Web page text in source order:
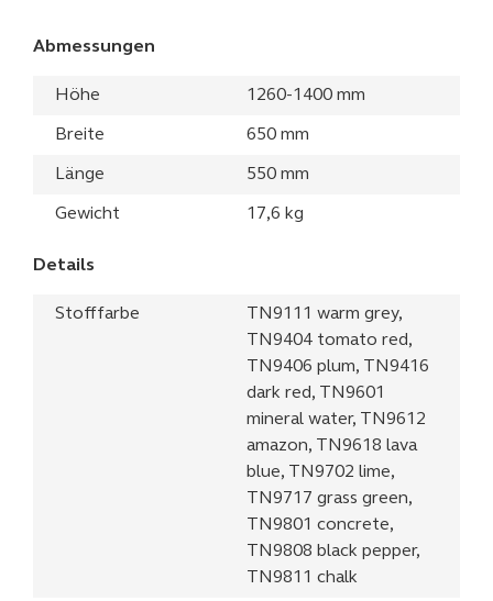
Abmessungen
Höhe 1260-1400 mm
Breite 650 mm
Länge 550 mm
Gewicht 17,6 kg
Details
Stofffarbe
TN9111 warm grey,
TN9404 tomato red,
TN9406 plum, TN9416
dark red, TN9601
mineral water, TN9612
amazon, TN9618 lava
blue, TN9702 lime,
TN9717 grass green,
TN9801 concrete,
TN9808 black pepper,
TN9811 chalk